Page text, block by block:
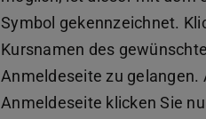
Symbol gekennzeichnet.
Kursnamen des
Anmeldeseite zu gelangen.
Anmeldeseite klicken Sie